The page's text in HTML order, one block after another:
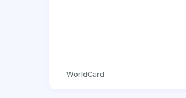
WorldCard